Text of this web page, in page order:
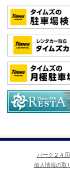
パーク２４
個人情報の取